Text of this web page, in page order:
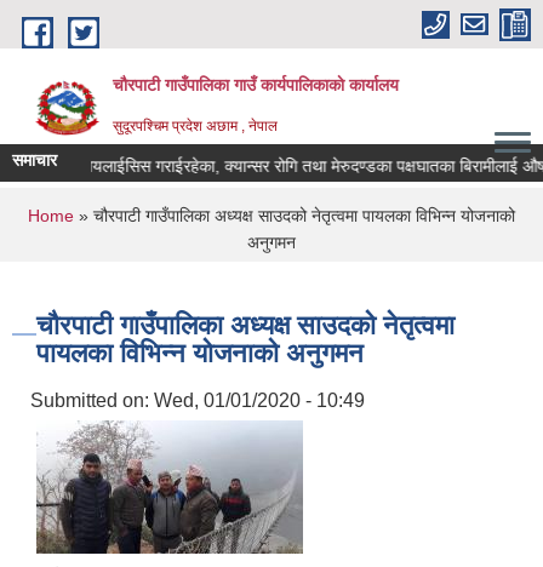
Skip to main content
चौरपाटी गाउँपालिका गाउँ कार्यपालिकाकाे कार्यालय
सुदूरपश्चिम प्रदेश अछाम , नेपाल
समाचार
गरेका, डायलाईसिस गराईरहेका, क्यान्सर रोगि तथा मेरुदण्डका पक्षघातका बिरामीलाई
You are here
Home » चौरपाटी गाउँपालिका अध्यक्ष साउदको नेतृत्वमा पायलका विभिन्न योजनाको
अनुगमन
चौरपाटी गाउँपालिका अध्यक्ष साउदको नेतृत्वमा
पायलका विभिन्न योजनाको अनुगमन
Submitted on: Wed, 01/01/2020 - 10:49